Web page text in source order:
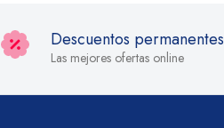
Descuentos permanentes
Las mejores ofertas online